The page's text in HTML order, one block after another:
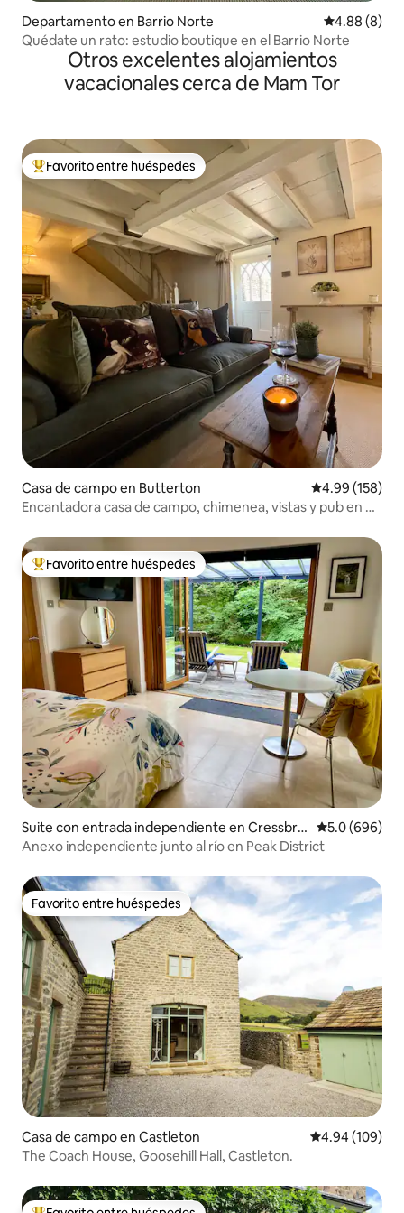
Departamento en Barrio Norte Calificación
4.88 (8)
Quédate un rato: estudio boutique en el Barrio Norte
Otros excelentes alojamientos
vacacionales cerca de Mam Tor
De los mejores en Favorito entre huéspedes
Favorito entre huéspedes
Casa de campo en Butterton Calificación
4.99 (158)
Encantadora casa de campo, chimenea, vistas y pub en el
De los mejores en Favorito entre huéspedes
Favorito entre huéspedes
Suite con entrada independiente en Cressbro
ok
Calificación
5.0 (696)
Anexo independiente junto al río en Peak District
Favorito entre huéspedes
Favorito entre huéspedes
Casa de campo en Castleton Calificación
4.94 (109)
The Coach House, Goosehill Hall, Castleton.